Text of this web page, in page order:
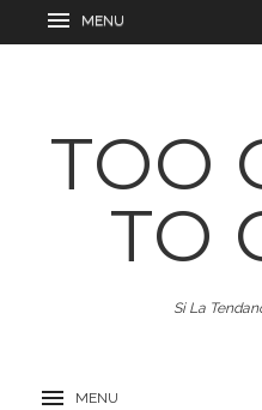
TOO
TO
Si La